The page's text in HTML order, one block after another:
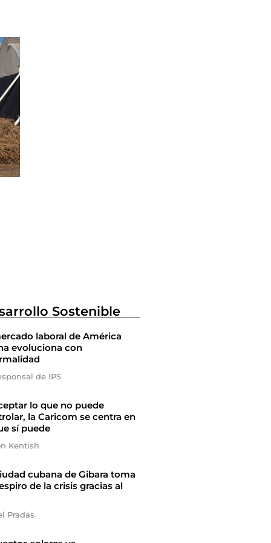
Sostenible
laboral de América
evoluciona con
de IPS
lo que no puede
la Caricom se centra en
sí puede
Kentish
cubana de Gibara toma
de la crisis gracias al
Pradas